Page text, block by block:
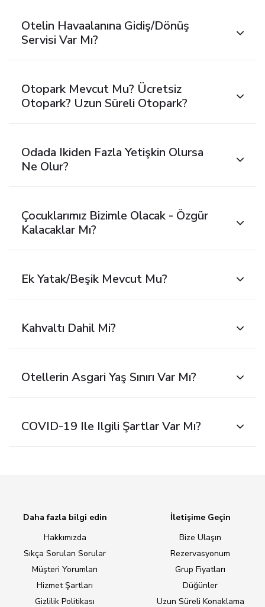
Otelin Havaalanına Gidiş/dönüş
Servisi Var Mı?
Otopark Mevcut Mu? Ücretsiz
Otopark? Uzun Süreli Otopark?
Odada Ikiden Fazla Yetişkin Olursa
Ne Olur?
Çocuklarımız Bizimle Olacak - Özgür
Kalacaklar Mı?
Ek Yatak/beşik Mevcut Mu?
Kahvaltı Dahil Mi?
Otellerin Asgari Yaş Sınırı Var Mı?
COVID-19 Ile Ilgili Şartlar Var Mı?
Daha fazla bilgi edin
Hakkımızda
Sıkça Sorulan Sorular
Müşteri Yorumları
Hizmet Şartları
Gizlilik Politikası
İletişime Geçin
Bize Ulaşın
Rezervasyonum
Grup Fiyatları
Düğünler
Uzun Süreli Konaklama